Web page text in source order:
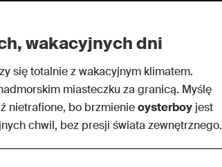
wakacyjnych dni
się totalnie z wakacyjnym klimatem.
miasteczku za granicą. Myślę
nietrafione, bo brzmienieoysterboy jest
chwil, bez presji świata zewnętrznego.